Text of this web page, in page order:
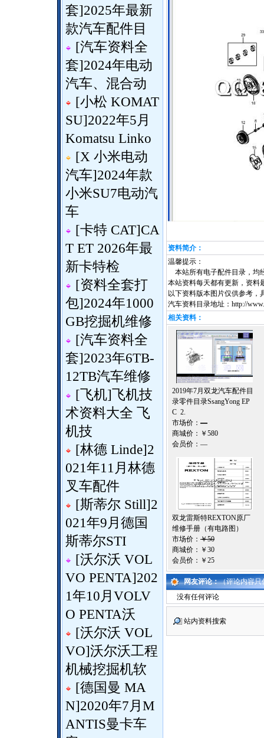
套]2025年最新
款汽车配件目
[汽车资料全
套]2024年电动
汽车、混合动
[小松 KOMAT
SU]2022年5月
Komatsu Linko
[X 小米电动
汽车]2024年款
小米SU7电动汽
车
[卡特 CAT]CA
T ET 2026年最
新卡特检
[资料全套打
包]2024年1000
GB挖掘机维修
[汽车资料全
套]2023年6TB-
12TB汽车维修
[飞机]飞机技
术资料大全 飞
机技
[林德 Linde]2
021年11月林德
叉车配件
[斯蒂尔 Still]2
021年9月德国
斯蒂尔STI
[沃尔沃 VOL
VO PENTA]202
1年10月VOLV
O PENTA沃
[沃尔沃 VOL
VO]沃尔沃工程
机械挖掘机软
[德国曼 MA
N]2020年7月M
ANTIS曼卡车
资料简介：
温馨提示：
本站所有电子配件目录，均
本站资料每天都有更新，资料
以下资料版本图片仅供参考，
汽车资料目录地址：http://
相关资料：
2019年7月双龙汽车配件目
录零件目录SsangYong EP
C 2.
市场价： —
商城价： ￥580
会员价： —
双龙雷斯特REXTON原厂
维修手册（有电路图）
市场价： ￥50
商城价： ￥30
会员价： ￥25
网友评论：（评论内容只
没有任何评论
站内资料搜索